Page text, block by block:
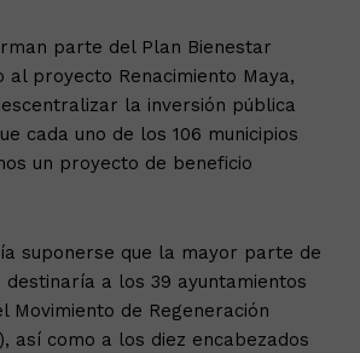
parte del Plan Bienestar
al proyecto Renacimiento Maya,
la inversión pública
cada uno de los 106 municipios
un proyecto de beneficio
suponerse que la mayor parte de
a los 39 ayuntamientos
Movimiento de Regeneración
así como a los diez encabezados